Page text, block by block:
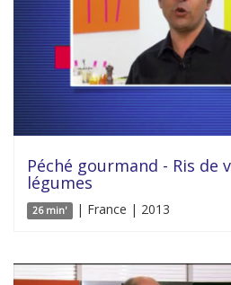
Péché gourmand - Ris de
légumes
26 min' | France | 2013